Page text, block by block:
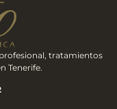
tratamientos
Tenerife.